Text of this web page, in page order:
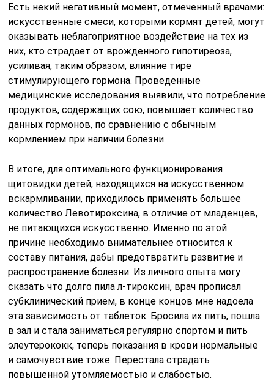
Есть некий негативный момент, отмеченный врачами:
искусственные смеси, которыми кормят детей, могут
оказывать неблагоприятное воздействие на тех из
них, кто страдает от врожденного гипотиреоза,
усиливая, таким образом, влияние тире
стимулирующего гормона. Проведенные
медицинские исследования выявили, что потребление
продуктов, содержащих сою, повышает количество
данных гормонов, по сравнению с обычным
кормлением при наличии болезни.
В итоге, для оптимального функционирования
щитовидки детей, находящихся на искусственном
вскармливании, приходилось применять большее
количество Левотироксина, в отличие от младенцев,
не питающихся искусственно. Именно по этой
причине необходимо внимательнее относится к
составу питания, дабы предотвратить развитие и
распространение болезни. Из личного опыта могу
сказать что долго пила л-тироксин, врач прописал
субклинический прием, в конце концов мне надоела
эта зависимость от таблеток. Бросила их пить, пошла
в зал и стала заниматься регулярно спортом и пить
элеутерококк, теперь показания в крови нормальные
и самочувствие тоже. Перестала страдать
повышенной утомляемостью и слабостью.